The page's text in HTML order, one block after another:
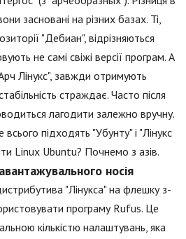
засновані на різних базах. Ті,
"Дебиан", відрізняються
не самі свіжі версії програм. А
Лінукс", завжди отримують
страждає. Часто після
лагодити залежно вручну.
підходять "Убунту" і "Лінукс
Linux Ubuntu? Почнемо з азів.
носія
"Лінукса" на флешку з-
програму Rufus. Це
кількістю налаштувань, яка